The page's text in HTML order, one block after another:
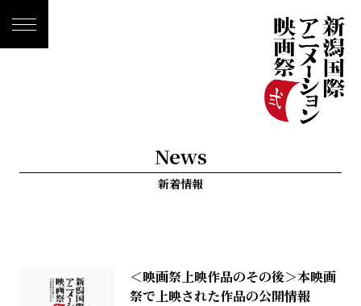
News
新着情報
＜映画祭上映作品のその後＞本映画
祭で上映された作品の公開情報